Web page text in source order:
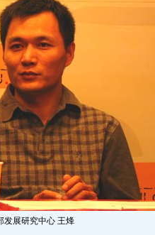
发展研究中心 王烽